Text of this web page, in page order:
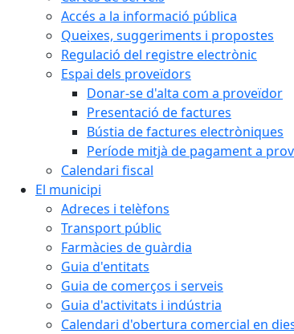
Accés a la informació pública
Queixes, suggeriments i propostes
Regulació del registre electrònic
Espai dels proveïdors
Donar-se d'alta com a proveïdor
Presentació de factures
Bústia de factures electròniques
Període mitjà de pagament a
Calendari fiscal
El municipi
Adreces i telèfons
Transport públic
Farmàcies de guàrdia
Guia d'entitats
Guia de comerços i serveis
Guia d'activitats i indústria
Calendari d'obertura comercial en